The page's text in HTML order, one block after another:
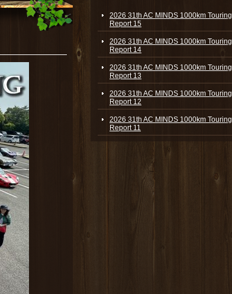
2026 31th AC MINDS 1000km Touring
Report 15
2026 31th AC MINDS 1000km Touring
Report 14
2026 31th AC MINDS 1000km Touring
Report 13
2026 31th AC MINDS 1000km Touring
Report 12
2026 31th AC MINDS 1000km Touring
Report 11